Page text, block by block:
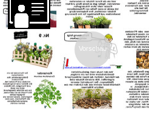
Vorschau